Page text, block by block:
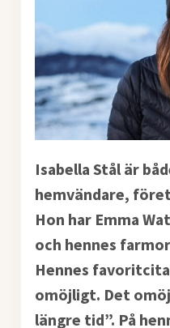
Isabella Stål är
hemvändare,
Hon har Emma
och hennes
Hennes
omöjligt. Det
längre tid”. På